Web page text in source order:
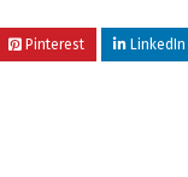
Pinterest LinkedIn